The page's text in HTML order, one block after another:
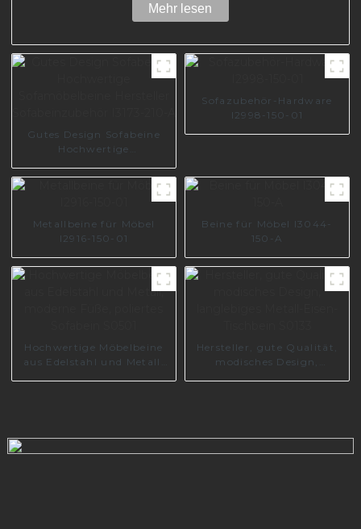
Mehr lesen
Gutes Design Sofabeine
Hochwertige
Sofabeinzubehör I3173-
Sofazubehör-Hardware
I2998-150-01
Metallbeine für Möbel
I2916-150-01
Beine für Möbel I3044-
150-A
Hochwertige Möbelbeine
aus Edelstahl und Metall,
Hersteller, gute Qualität,
modisches Design,